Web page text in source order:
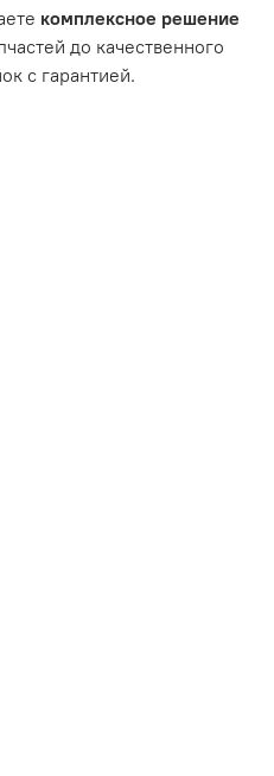
комплексное решение
до качественного
с гарантией.